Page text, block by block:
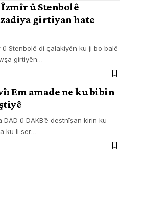
û Stenbolê
girtiyan hate
û Stenbolê di çalakiyên ku ji bo balê
girtiyên…
Em amade ne ku bibin
û DAKB’ê destnîşan kirin ku
ku li ser…